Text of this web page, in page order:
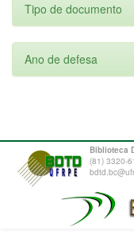
Tipo de documento
Ano de defesa
Biblioteca
(81) 3320-